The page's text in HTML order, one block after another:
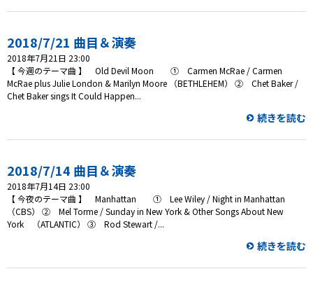
ショッピング
会社概要・ビジョン
お問い合わせ
2018/7/21 曲目＆演奏
2018年7月21日 23:00
【 今週のテーマ曲 】 Old Devil Moon ① Carmen McRae / Carmen
McRae plus Julie London & Marilyn Moore （BETHLEHEM） ② Chet Baker /
Chet Baker sings It Could Happen...
続きを読む
2018/7/14 曲目＆演奏
2018年7月14日 23:00
【 今夜のテーマ曲 】 Manhattan ① Lee Wiley / Night in Manhattan
（CBS） ② Mel Torme / Sunday in New York & Other Songs About New
York （ATLANTIC） ③ Rod Stewart /...
続きを読む